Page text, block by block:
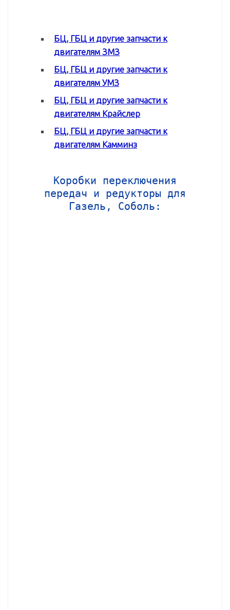
БЦ, ГБЦ и другие запчасти к
двигателям ЗМЗ
БЦ, ГБЦ и другие запчасти к
двигателям УМЗ
БЦ, ГБЦ и другие запчасти к
двигателям Крайслер
БЦ, ГБЦ и другие запчасти к
двигателям Камминз
Коробки переключения
передач и редукторы для
Газель, Соболь: